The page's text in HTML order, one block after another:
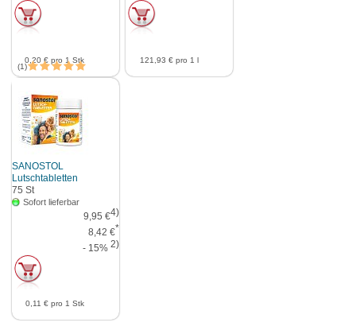
1
0,20 € pro 1 Stk 121,93 €pro 1 l
SANOSTOL
Lutschtabletten
75St
Sofort lieferbar
9,95 €4)
8,42 €*
- 15%2)
0,11 € pro 1 Stk